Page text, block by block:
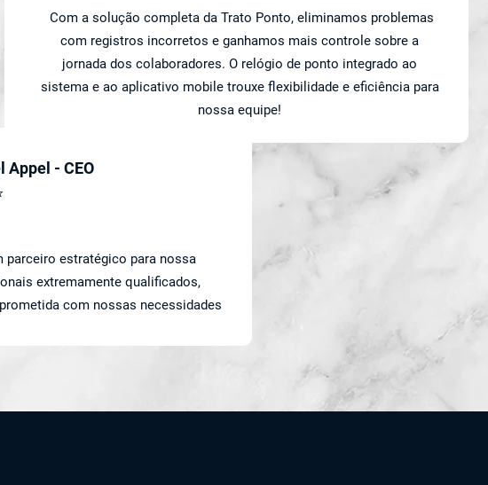
Com a solução completa da Trato Ponto, eliminamos problemas
com registros incorretos e ganhamos mais controle sobre a
jornada dos colaboradores. O relógio de ponto integrado ao
sistema e ao aplicativo mobile trouxe flexibilidade e eficiência para
nossa equipe!
Appel - CEO
parceiro estratégico para nossa
extremamente qualificados,
com nossas necessidades